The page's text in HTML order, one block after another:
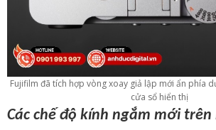
Fujifilm đã tích hợp vòng xoay giả lập mới ẩn phía
cửa sổ hiển thị
Các chế độ kính ngắm mới trên